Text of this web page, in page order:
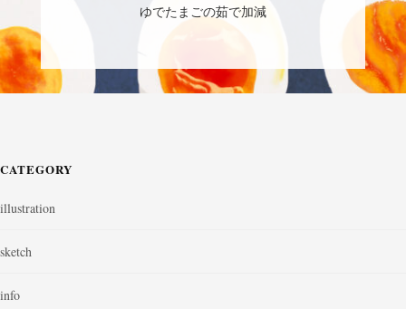
ゆでたまごの茹で加減
CATEGORY
illustration
sketch
info